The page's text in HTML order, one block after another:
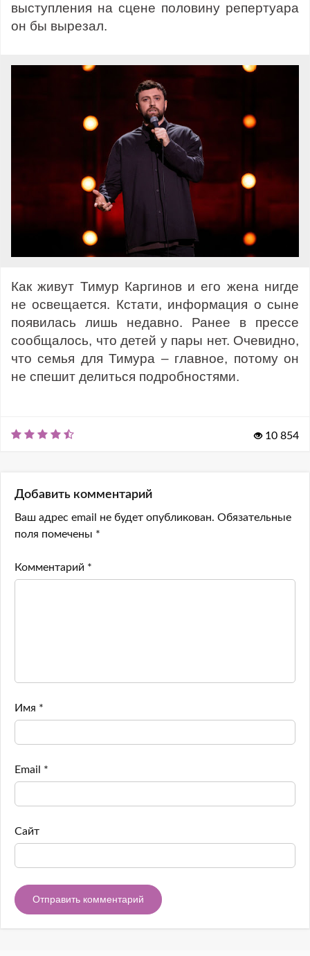
выступления на сцене половину репертуара
он бы вырезал.
Как живут Тимур Каргинов и его жена нигде
не освещается. Кстати, информация о сыне
появилась лишь недавно. Ранее в прессе
сообщалось, что детей у пары нет. Очевидно,
что семья для Тимура – главное, потому он
не спешит делиться подробностями.
10 854
Добавить комментарий
Ваш адрес email не будет опубликован. Обязательные
поля помечены *
Комментарий *
Имя *
Email *
Сайт